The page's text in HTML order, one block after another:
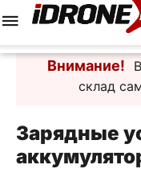
Внимание!
склад
Зарядные